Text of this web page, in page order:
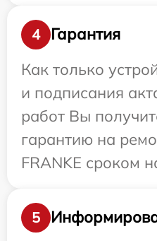
4
Гарантия
Как только
и подписания
работ Вы
гарантию на
FRANKE сроком
5